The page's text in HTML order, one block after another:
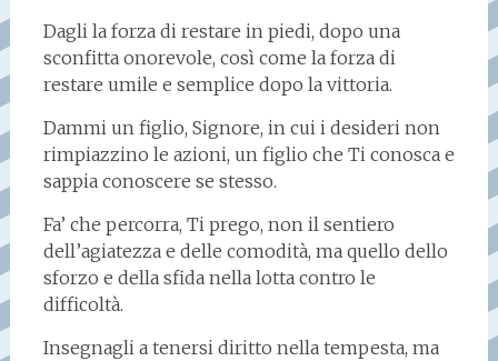
Dagli la forza di restare in piedi, dopo una
sconfitta onorevole, così come la forza di
restare umile e semplice dopo la vittoria.
Dammi un figlio, Signore, in cui i desideri non
rimpiazzino le azioni, un figlio che Ti conosca e
sappia conoscere se stesso.
Fa’ che percorra, Ti prego, non il sentiero
dell’agiatezza e delle comodità, ma quello dello
sforzo e della sfida nella lotta contro le
difficoltà.
Insegnagli a tenersi diritto nella tempesta, ma